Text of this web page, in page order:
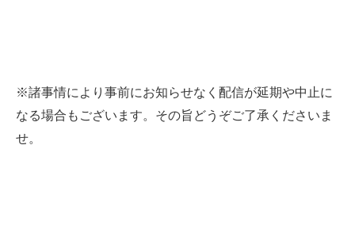
※諸事情により事前にお知らせなく配信が延期や中止に
なる場合もございます。その旨どうぞご了承くださいま
せ。